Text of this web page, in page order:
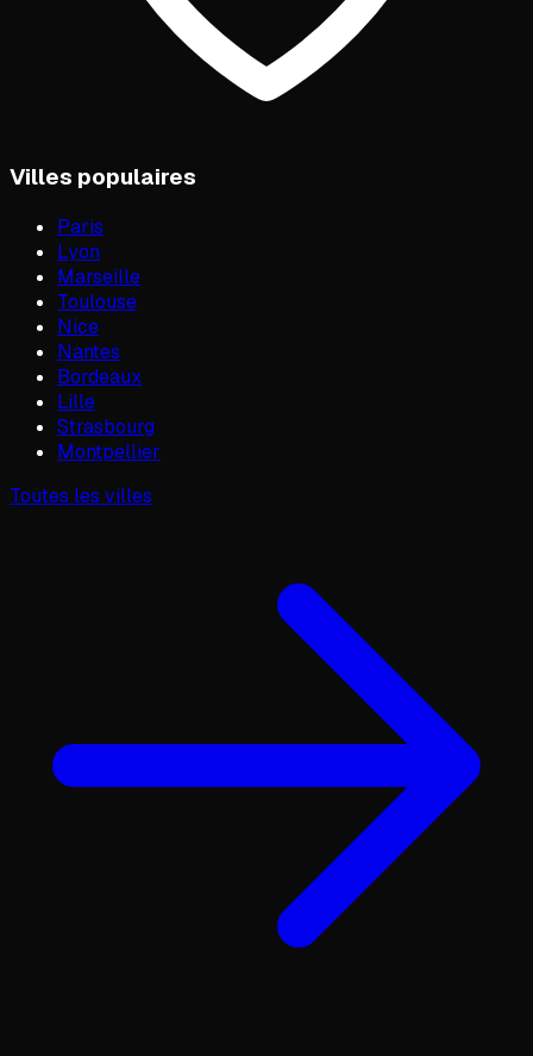
Villes populaires
Paris
Lyon
Marseille
Toulouse
Nice
Nantes
Bordeaux
Lille
Strasbourg
Montpellier
Toutes les villes